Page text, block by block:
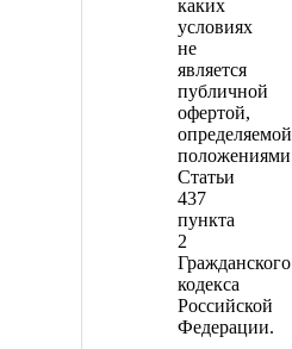
каких
условиях
не
является
публичной
офертой,
определяемой
положениями
Статьи
437
пункта
2
Гражданского
кодекса
Российской
Федерации.